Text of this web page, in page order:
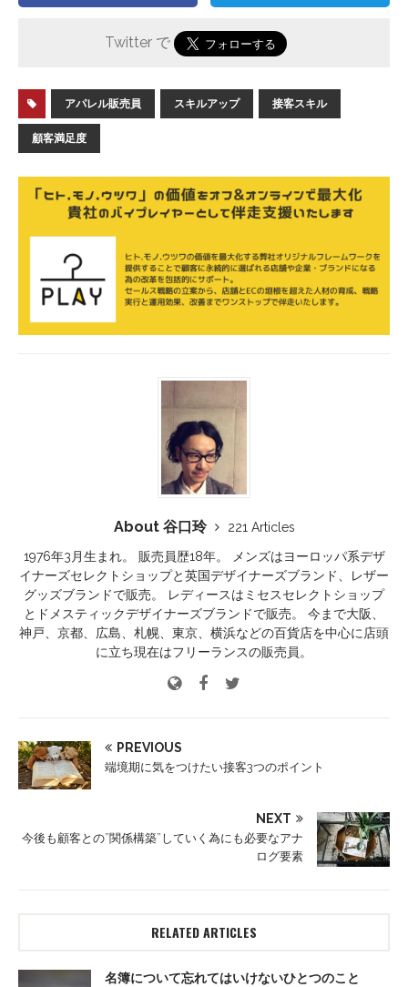
Twitter で
アパレル販売員 スキルアップ 接客スキル
顧客満足度
About 谷口玲
221 Articles
1976年3月生まれ。 販売員歴18年。 メンズはヨーロッパ系デザ
イナーズセレクトショップと英国デザイナーズブランド、レザー
グッズブランドで販売。 レディースはミセスセレクトショップ
とドメスティックデザイナーズブランドで販売。 今まで大阪、
神戸、京都、広島、札幌、東京、横浜などの百貨店を中心に店頭
に立ち現在はフリーランスの販売員。
PREVIOUS
端境期に気をつけたい接客3つのポイント
NEXT
今後も顧客との”関係構築”していく為にも必要なアナ
ログ要素
RELATED ARTICLES
名簿について忘れてはいけないひとつのこと